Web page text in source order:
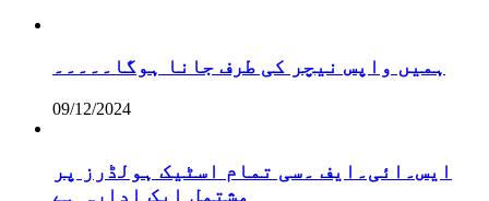
ہمیں واپس نیچر کی طرف جانا ہوگا۔۔۔۔۔
09/12/2024
ایس۔ائی۔ایف ۔سی تمام اسٹیک ہولڈرز پر
مشتمل ایک ادارہ ہے